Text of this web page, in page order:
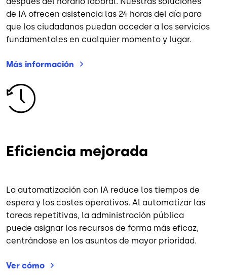
de IA ofrecen asistencia las 24 horas del día para
que los ciudadanos puedan acceder a los servicios
fundamentales en cualquier momento y lugar.
Más información
Imagen
Eficiencia mejorada
La automatización con IA reduce los tiempos de
espera y los costes operativos. Al automatizar las
tareas repetitivas, la administración pública
puede asignar los recursos de forma más eficaz,
centrándose en los asuntos de mayor prioridad.
Ver cómo